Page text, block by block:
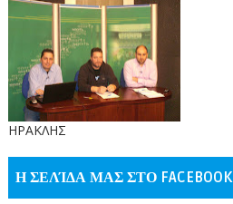
ΗΡΑΚΛΗΣ
Η ΣΕΛΊΔΑ ΜΑΣ ΣΤΟ FACEBOOK